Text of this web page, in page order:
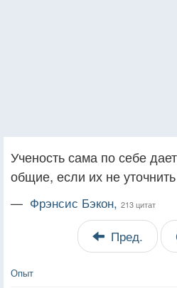
Ученость сама по себе
общие, если их не
— Фрэнсис Бэкон, 213 цитат
Пред.
Опыт